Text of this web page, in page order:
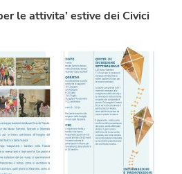
le attivita’ estive dei Civici